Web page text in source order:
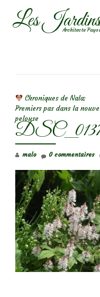
AllerLes Architecte
Chroniques de Nala:
Premiers pas dans la
pelouse
malo 0 commentaires